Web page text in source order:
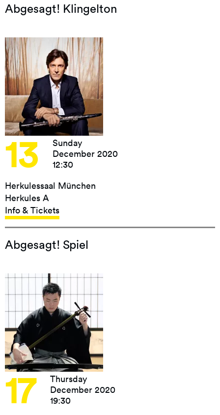
Abgesagt! Klingelton
13
Sunday
December 2020
12:30
Herkulessaal München
Herkules A
Info & Tickets
Abgesagt! Spiel
17
Thursday
December 2020
19:30